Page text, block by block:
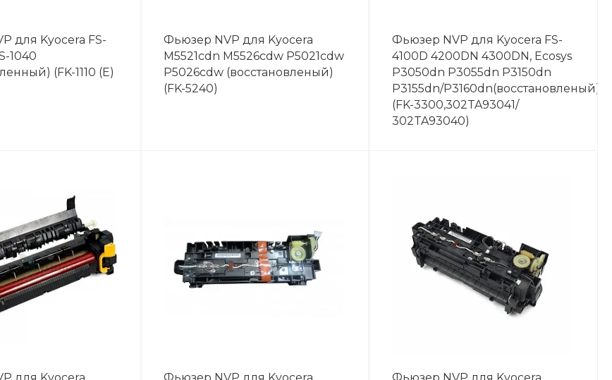
для Kyocera FS-
1040
(FK-1110 (E)
Фьюзер NVP для Kyocera
M5521cdn M5526cdw P5021cdw
P5026cdw (восстановленый)
(FK-5240)
Фьюзер NVP для Kyocera FS-
4100D 4200DN 4300DN, Ecosys
P3050dn P3055dn P3150dn
P3155dn/P3160dn(восстановленый)
(FK-3300,302TA93041/
302TA93040)